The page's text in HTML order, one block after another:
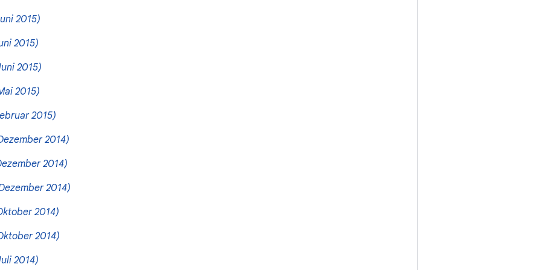
2015)
2015)
2015)
2015)
2015)
2014)
2014)
2014)
2014)
2014)
2014)